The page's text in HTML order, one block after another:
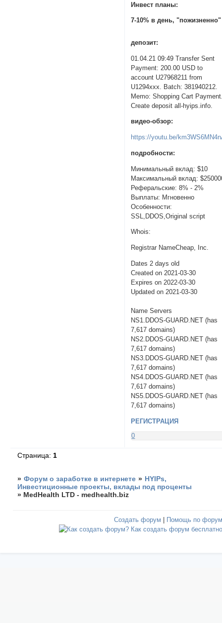
Инвест планы:
7-10% в день, "пожизненно"
депозит:
01.04.21 09:49 Transfer Sent
Payment: 200.00 USD to
account U27968211 from
U1294xxx. Batch: 381940212.
Memo: Shopping Cart
Create deposit all-hyips.info.
видео-обзор:
https://youtu.be/
подробности:
Минимальный вклад: $10
Максимальный вклад:
Реферальские: 8% - 2%
Выплаты: Мгновенно
Особенности:
SSL,DDOS,Original script
Whois:
Registrar NameCheap, Inc.
Dates 2 days old
Created on 2021-03-30
Expires on 2022-03-30
Updated on 2021-03-30
Name Servers
NS1.DDOS-GUARD.NET (has
7,617 domains)
NS2.DDOS-GUARD.NET (has
7,617 domains)
NS3.DDOS-GUARD.NET (has
7,617 domains)
NS4.DDOS-GUARD.NET (has
7,617 domains)
NS5.DDOS-GUARD.NET (has
7,617 domains)
РЕГИСТРАЦИЯ
0
Страница: 1
» Форум о заработке в интернете » HYIPs,
Инвестиционные проекты, вклады под проценты
» MedHealth LTD - medhealth.biz
Создать форум Помощь по